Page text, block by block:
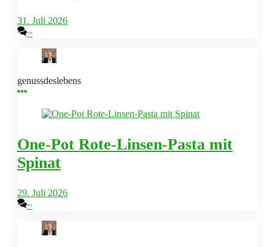
31. Juli 2026
~
genussdeslebens
One-Pot Rote-Linsen-Pasta mit
Spinat
29. Juli 2026
~